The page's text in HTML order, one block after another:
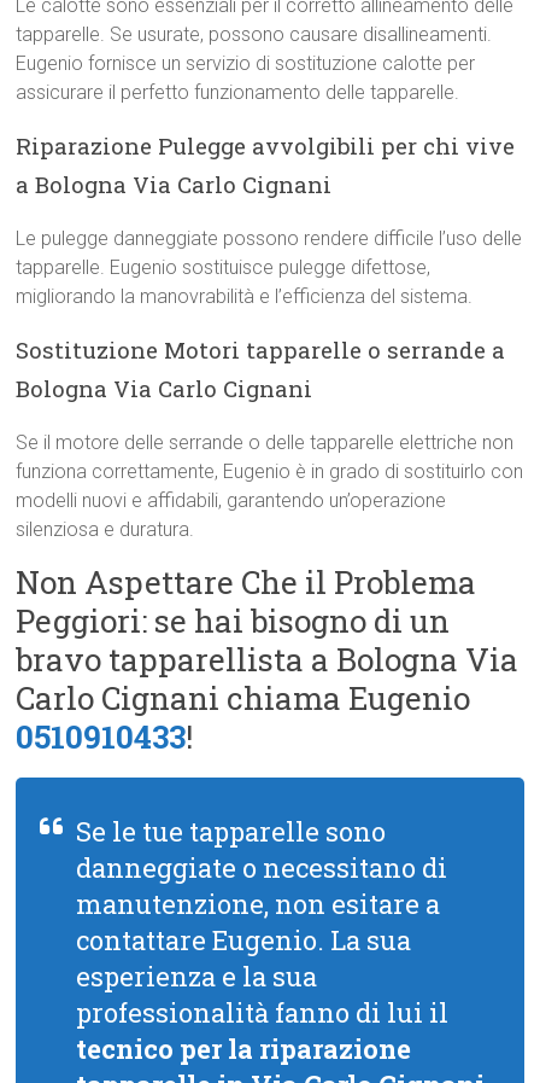
Le calotte sono essenziali per il corretto allineamento delle
tapparelle. Se usurate, possono causare disallineamenti.
Eugenio fornisce un servizio di sostituzione calotte per
assicurare il perfetto funzionamento delle tapparelle.
Riparazione Pulegge avvolgibili per chi vive
a Bologna Via Carlo Cignani
Le pulegge danneggiate possono rendere difficile l’uso delle
tapparelle. Eugenio sostituisce pulegge difettose,
migliorando la manovrabilità e l’efficienza del sistema.
Sostituzione Motori tapparelle o serrande a
Bologna Via Carlo Cignani
Se il motore delle serrande o delle tapparelle elettriche non
funziona correttamente, Eugenio è in grado di sostituirlo con
modelli nuovi e affidabili, garantendo un’operazione
silenziosa e duratura.
Non Aspettare Che il Problema
Peggiori: se hai bisogno di un
bravo tapparellista a Bologna Via
Carlo Cignani chiama Eugenio
0510910433!
Se le tue tapparelle sono
danneggiate o necessitano di
manutenzione, non esitare a
contattare Eugenio. La sua
esperienza e la sua
professionalità fanno di lui il
tecnico per la riparazione